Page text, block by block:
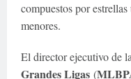
compuestos por
menores.
El director ejecutivo de
Grandes Ligas (